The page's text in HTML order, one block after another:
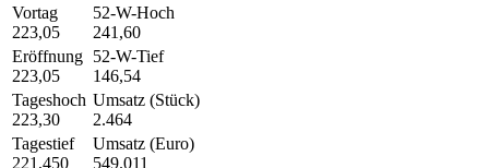
Vortag
223,05
52-W-Hoch
241,60
Eröffnung
223,05
52-W-Tief
146,54
Tageshoch
223,30
Umsatz (Stück)
2.464
Tagestief
221,450
Umsatz (Euro)
549.011